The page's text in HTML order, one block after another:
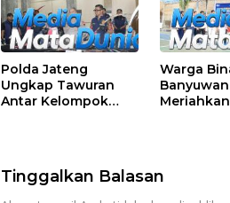
Polda Jateng
Ungkap Tawuran
Antar Kelompok
DPO
Warga
Tinggalkan Balasan